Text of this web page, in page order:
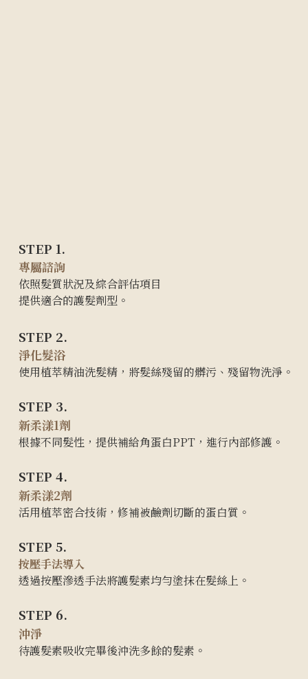
STEP 1.
專屬諮詢
依照髮質狀況及綜合評估項目
提供適合的護髮劑型。
STEP 2.
淨化髮浴
使用植萃精油洗髮精，將髮絲殘留的髒污、殘留物洗淨。
STEP 3.
新柔漾1劑
根據不同髮性，提供補給角蛋白PPT，進行內部修護。
STEP 4.
新柔漾2劑
活用植萃密合技術，修補被鹼劑切斷的蛋白質。
STEP 5.
按壓手法導入
透過按壓滲透手法將護髮素均勻塗抹在髮絲上。
STEP 6.
沖淨
待護髮素吸收完畢後沖洗多餘的髮素。